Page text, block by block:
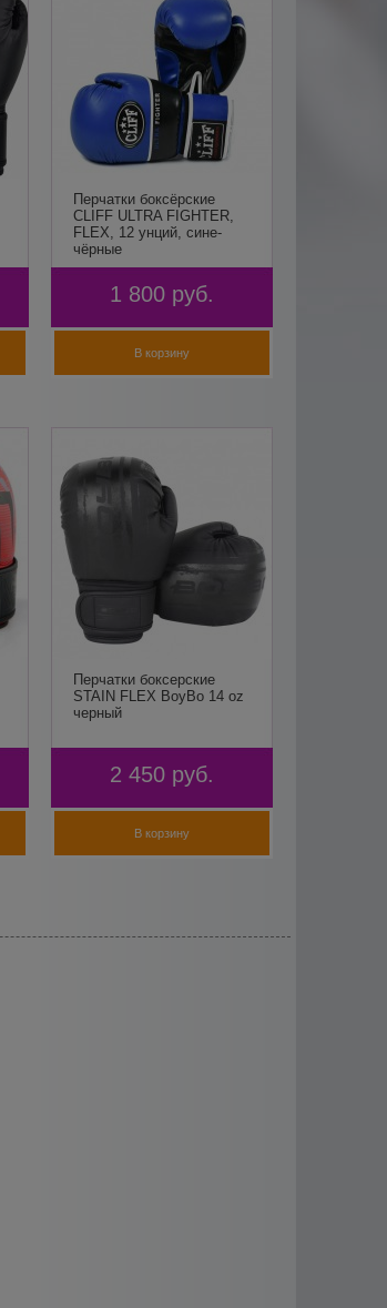
Перчатки боксёрские
CLIFF ULTRA FIGHTER,
FLEX, 12 унций, сине-
чёрные
1 800 руб.
В корзину
Перчатки боксерские
STAIN FLEX BoyBo 14 oz
черный
2 450 руб.
В корзину